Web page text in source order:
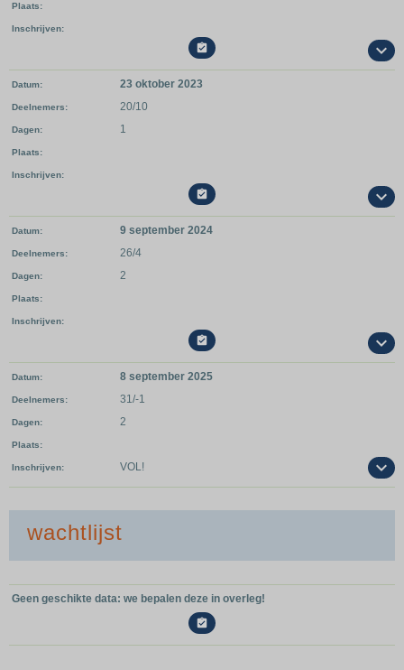
Plaats
Inschrijven

Datum 23 oktober 2023
Deelnemers 20/10
Dagen 1
Plaats
Inschrijven

Datum 9 september 2024
Deelnemers 26/4
Dagen 2
Plaats
Inschrijven

Datum 8 september 2025
Deelnemers 31/-1
Dagen 2
Plaats
Inschrijven VOL!
wachtlijst
Geen geschikte data: we bepalen deze in overleg!
